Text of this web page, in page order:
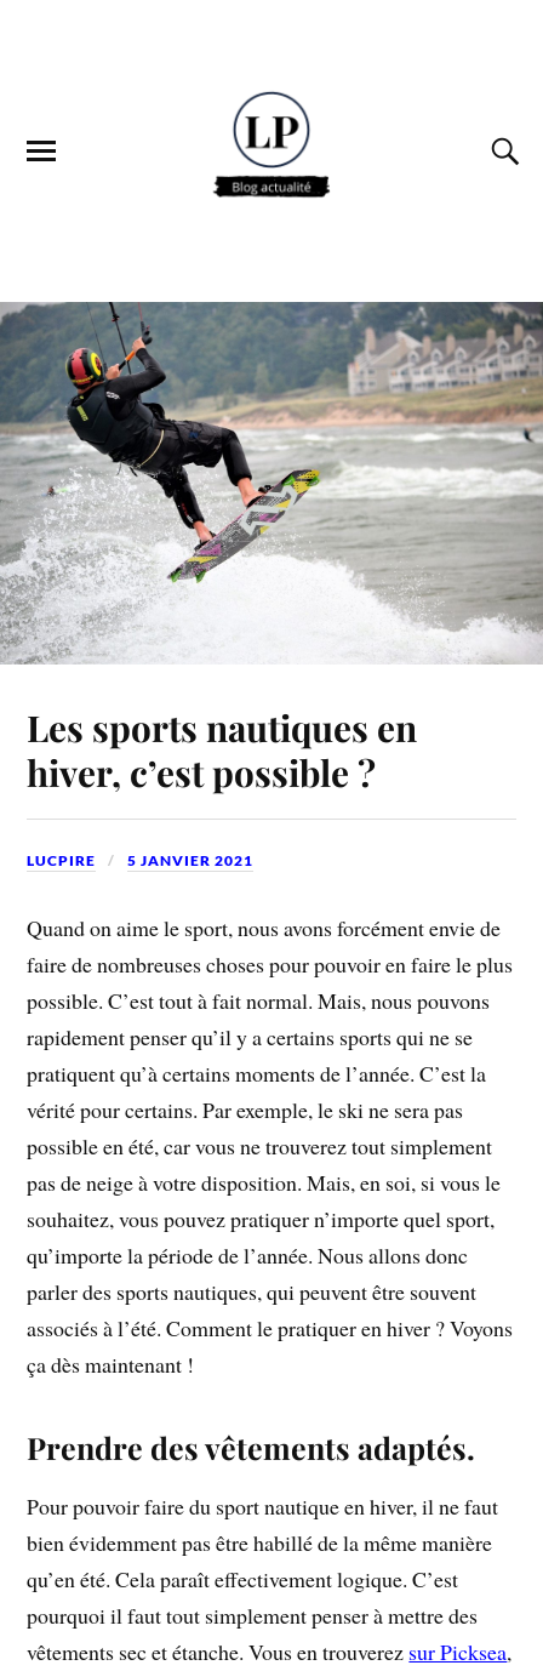
Les sports nautiques en
hiver, c’est possible ?
LUCPIRE 5 JANVIER 2021
Quand on aime le sport, nous avons forcément envie de
faire de nombreuses choses pour pouvoir en faire le plus
possible. C’est tout à fait normal. Mais, nous pouvons
rapidement penser qu’il y a certains sports qui ne se
pratiquent qu’à certains moments de l’année. C’est la
vérité pour certains. Par exemple, le ski ne sera pas
possible en été, car vous ne trouverez tout simplement
pas de neige à votre disposition. Mais, en soi, si vous le
souhaitez, vous pouvez pratiquer n’importe quel sport,
qu’importe la période de l’année. Nous allons donc
parler des sports nautiques, qui peuvent être souvent
associés à l’été. Comment le pratiquer en hiver ? Voyons
ça dès maintenant !
Prendre des vêtements adaptés.
Pour pouvoir faire du sport nautique en hiver, il ne faut
bien évidemment pas être habillé de la même manière
qu’en été. Cela paraît effectivement logique. C’est
pourquoi il faut tout simplement penser à mettre des
vêtements sec et étanche. Vous en trouverez sur Picksea,